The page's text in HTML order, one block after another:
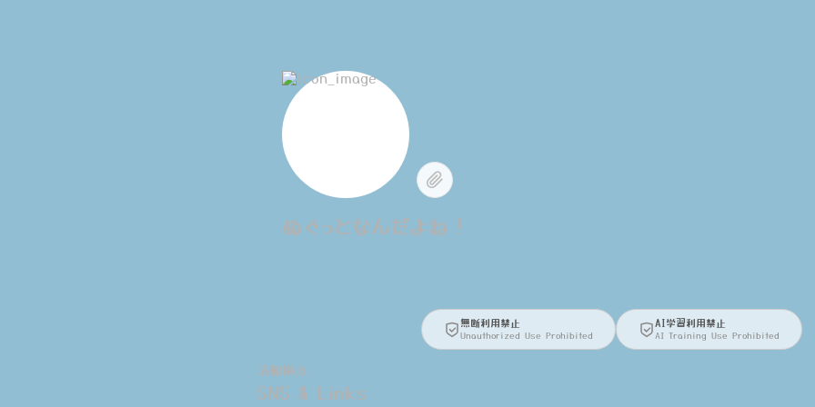
ぬぐっとなんだよね！
無断利用禁止
Unauthorized Use Prohibited
AI学習利用禁止
AI Training Use Prohibited
活動拠点
SNS & Links